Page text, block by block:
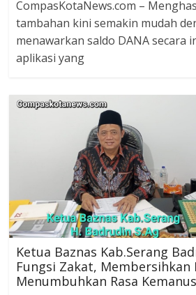
CompasKotaNews.com –
tambahan kini semakin mudah
menawarkan saldo DANA secara
aplikasi yang
Ketua Baznas Kab.Serang
Fungsi Zakat, Membersihkan
Menumbuhkan Rasa